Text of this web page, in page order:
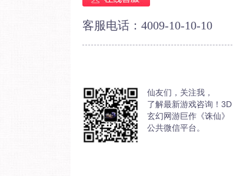
客服电话：4009-10-10-10
仙友们，关注我，
了解最新游戏咨询！3D
玄幻网游巨作《诛仙》
公共微信平台。